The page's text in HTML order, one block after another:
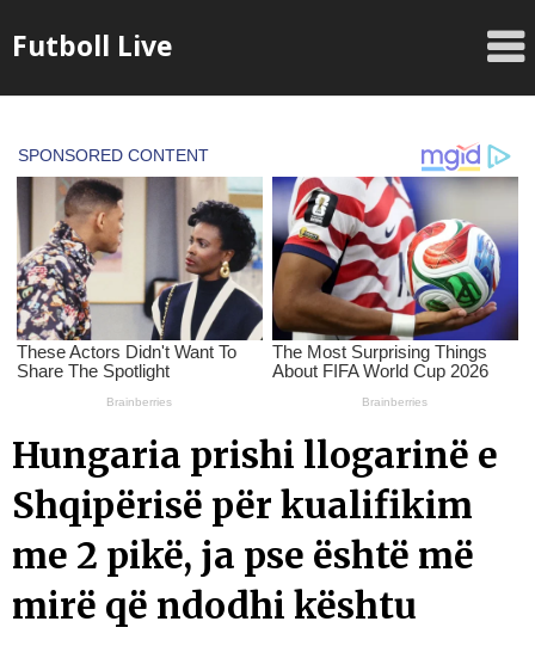
toFutboll Live
Hungaria prishi llogarinë e
Shqipërisë për kualifikim
me 2 pikë, ja pse është më
mirë që ndodhi kështu